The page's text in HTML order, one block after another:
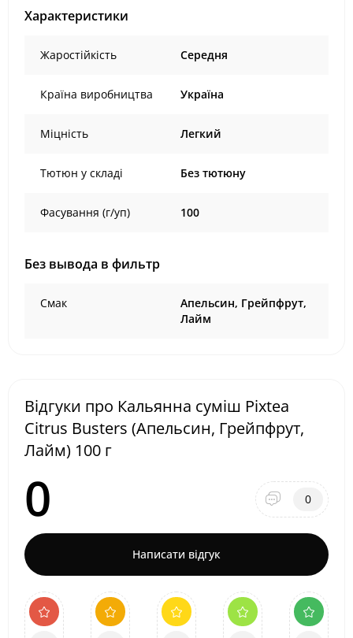
Характеристики
Жаростійкість Середня
Країна виробництва Україна
Міцність Легкий
Тютюн у складі Без тютюну
Фасування (г/уп) 100
Без вывода в фильтр
Смак
Апельсин, Грейпфрут,
Лайм
Відгуки про Кальянна суміш Pixtea
Citrus Busters (Апельсин, Грейпфрут,
Лайм) 100 г
0 0
Написати відгук